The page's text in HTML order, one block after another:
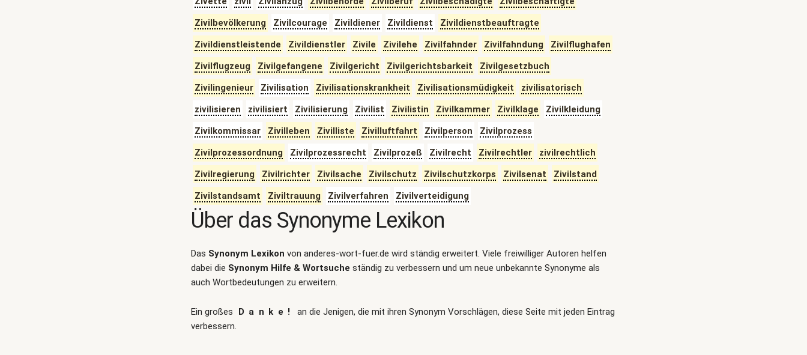
Zivilbevölkerung
Zivilcourage Zivildiener Zivildienst
Zivildienstbeauftragte
Zivildienstleistende
Zivildienstler Zivile Zivilehe Zivilfahnder Zivilfahndung
Zivilflughafen
Zivilflugzeug
Zivilgefangene Zivilgericht Zivilgerichtsbarkeit
Zivilgesetzbuch
Zivilingenieur
Zivilisation Zivilisationskrankheit Zivilisationsmüdigkeit
zivilisatorisch
zivilisieren
zivilisiert Zivilisierung Zivilist Zivilistin Zivilkammer Zivilklage
Zivilkleidung
Zivilkommissar
Zivilleben Zivilliste Zivilluftfahrt Zivilperson
Zivilprozess
Zivilprozessordnung
Zivilprozessrecht Zivilprozeß Zivilrecht Zivilrechtler
zivilrechtlich
Zivilregierung
Zivilrichter Zivilsache Zivilschutz Zivilschutzkorps Zivilsenat
Zivilstand
Zivilstandsamt
Ziviltrauung Zivilverfahren Zivilverteidigung
Über das Synonyme Lexikon
Das Synonym Lexikon von anderes-wort-fuer.de wird ständig erweitert. Viele freiwilliger Autoren helfen
dabei die Synonym Hilfe & Wortsuche ständig zu verbessern und um neue unbekannte Synonyme als
auch Wortbedeutungen zu erweitern.
Ein großes Danke!
an die Jenigen, die mit ihren Synonym Vorschlägen, diese Seite mit jeden Eintrag
verbessern.